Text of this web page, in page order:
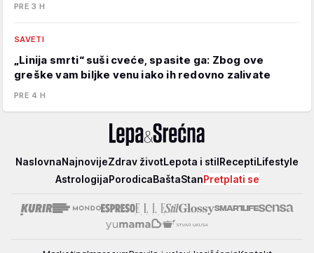
PRE 3 H
SAVETI
„Linija smrti“ suši cveće, spasite ga: Zbog ove
greške vam biljke venu iako ih redovno zalivate
PRE 4 H
Lepa
NaslovnaNajnovijeZdrav životLepota i stilReceptiLifestyle
AstrologijaPorodicaBaštaStanPretplati se